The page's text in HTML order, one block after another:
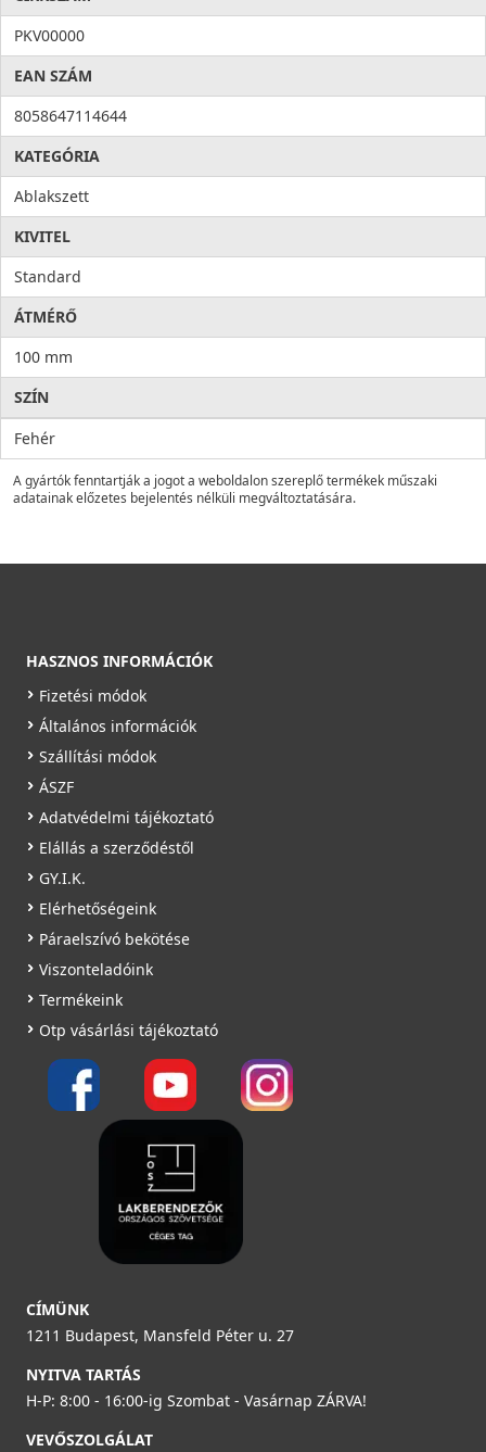
PKV00000
EAN SZÁM
8058647114644
KATEGÓRIA
Ablakszett
KIVITEL
Standard
ÁTMÉRŐ
100 mm
SZÍN
Fehér
A gyártók fenntartják a jogot a weboldalon szereplő termékek műszaki
adatainak előzetes bejelentés nélküli megváltoztatására.
HASZNOS INFORMÁCIÓK
Fizetési módok
Általános információk
Szállítási módok
ÁSZF
Adatvédelmi tájékoztató
Elállás a szerződéstől
GY.I.K.
Elérhetőségeink
Páraelszívó bekötése
Viszonteladóink
Termékeink
Otp vásárlási tájékoztató
CÍMÜNK
1211 Budapest, Mansfeld Péter u. 27
NYITVA TARTÁS
H-P: 8:00 - 16:00-ig Szombat - Vasárnap ZÁRVA!
VEVŐSZOLGÁLAT